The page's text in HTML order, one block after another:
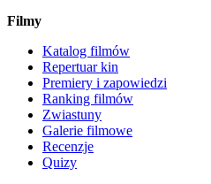
Filmy
Katalog filmów
Repertuar kin
Premiery i zapowiedzi
Ranking filmów
Zwiastuny
Galerie filmowe
Recenzje
Quizy